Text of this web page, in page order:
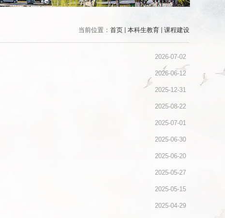
当前位置： 首页 本科生教育 课程建设
2026-07-02
2026-06-12
2025-12-31
2025-08-22
2025-07-01
2025-06-30
2025-06-20
2025-05-27
2025-05-15
2025-04-29